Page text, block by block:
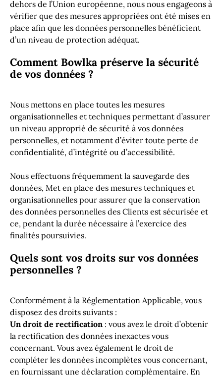
dehors de l’Union européenne, nous nous engageons à
vérifier que des mesures appropriées ont été mises en
place afin que les données personnelles bénéficient
d’un niveau de protection adéquat.
Comment Bowlka préserve la sécurité
de vos données ?
Nous mettons en place toutes les mesures
organisationnelles et techniques permettant d’assurer
un niveau approprié de sécurité à vos données
personnelles, et notamment d’éviter toute perte de
confidentialité, d’intégrité ou d’accessibilité.
Nous effectuons fréquemment la sauvegarde des
données, Met en place des mesures techniques et
organisationnelles pour assurer que la conservation
des données personnelles des Clients est sécurisée et
ce, pendant la durée nécessaire à l’exercice des
finalités poursuivies.
Quels sont vos droits sur vos données
personnelles ?
Conformément à la Réglementation Applicable, vous
disposez des droits suivants :
Un droit de rectification : vous avez le droit d’obtenir
la rectification des données inexactes vous
concernant. Vous avez également le droit de
compléter les données incomplètes vous concernant,
en fournissant une déclaration complémentaire. En